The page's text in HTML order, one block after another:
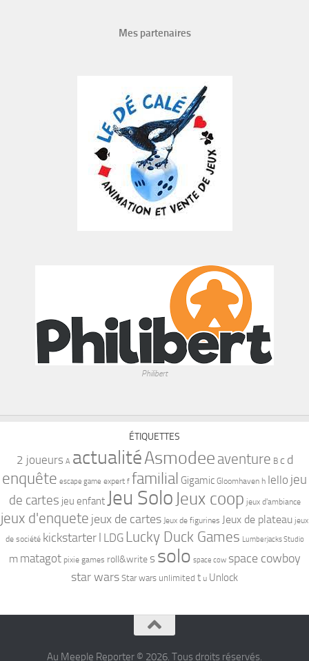
Mes partenaires
Philibert
ÉTIQUETTES
2 joueurs A actualitéAsmodee aventure B c d
enquête escape game expert f familial Gigamic Gloomhaven h Iello jeu
de cartes jeu enfantJeu Solo Jeux coop jeux d'ambiance
jeux d'enquete jeux de cartes Jeux de figurines Jeux de plateau jeux
de société kickstarter l LDG Lucky Duck Games Lumberjacks Studio
m matagot pixie games roll&write s solo space cow space cowboy
star wars Star wars unlimited t u Unlock
Au Meeple Reporter © 2026. Tous droits réservés.